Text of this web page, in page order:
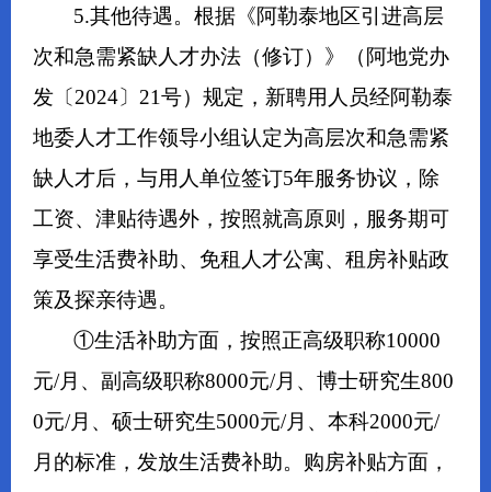
5.其他待遇。根据《阿勒泰地区引进高层
次和急需紧缺人才办法（修订）》（阿地党办
发〔2024〕21号）规定，新聘用人员经阿勒泰
地委人才工作领导小组认定为高层次和急需紧
缺人才后，与用人单位签订5年服务协议，除
工资、津贴待遇外，按照就高原则，服务期可
享受生活费补助、免租人才公寓、租房补贴政
策及探亲待遇。
①生活补助方面，按照正高级职称10000
元/月、副高级职称8000元/月、博士研究生800
0元/月、硕士研究生5000元/月、 本科2000元/
月的标准，发放生活费补助。购房补贴方面，